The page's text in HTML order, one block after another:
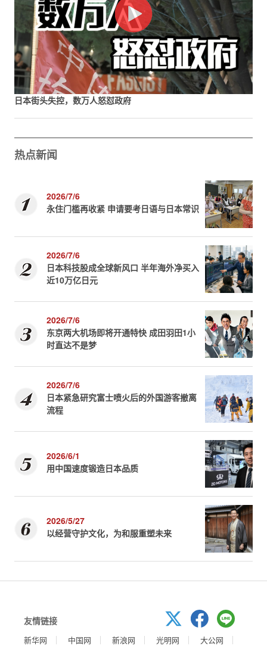
日本街头失控，数万人怒怼政府
热点新闻
2026/7/6
永住门槛再收紧 申请要考日语与日本常识
2026/7/6
日本科技股成全球新风口 半年海外净买入
近10万亿日元
2026/7/6
东京两大机场即将开通特快 成田羽田1小
时直达不是梦
2026/7/6
日本紧急研究富士喷火后的外国游客撤离
流程
2026/6/1
用中国速度锻造日本品质
2026/5/27
以经营守护文化，为和服重塑未来
友情链接
新华网 中国网 新浪网 光明网
大公网